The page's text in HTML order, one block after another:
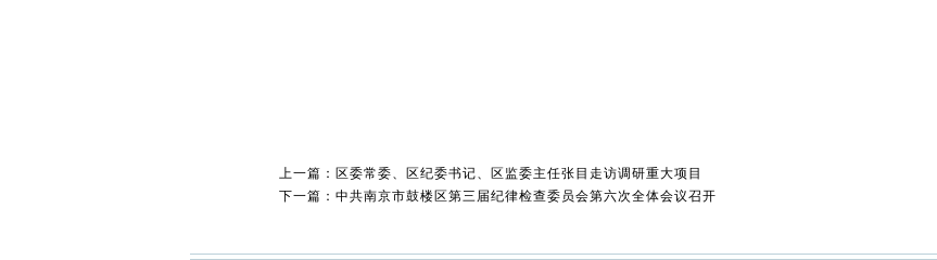
上一篇：区委常委、区纪委书记、区监委主任张目走访调研重大项目
下一篇：中共南京市鼓楼区第三届纪律检查委员会第六次全体会议召开